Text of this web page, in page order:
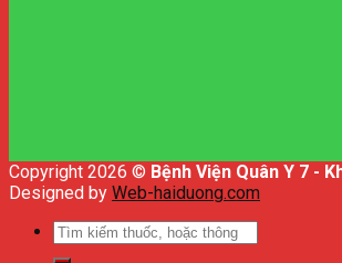
Copyright 2026 © Bệnh Viện Quân Y 7 -
Designed by Web-haiduong.com
Tìm
kiếm: